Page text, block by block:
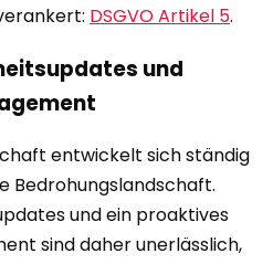
DSGVO Artikel 5.
und
entwickelt sich ständig
Bedrohungslandschaft.
und ein proaktives
sind daher unerlässlich,